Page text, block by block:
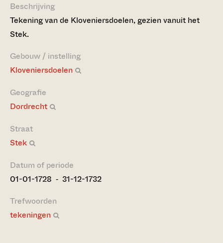
Beschrijving
Tekening van de Kloveniersdoelen, gezien vanuit het
Stek.
Gebouw / instelling
Kloveniersdoelen
Geografie
Dordrecht
Straat
Stek
Datum of periode
01-01-1728 ‐ 31-12-1732
Trefwoorden
tekeningen